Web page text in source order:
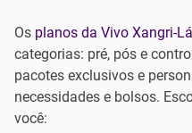
Os planos da Vivo Xangri-Lá
categorias: pré, pós e
pacotes exclusivos e
necessidades e bolsos.
você: